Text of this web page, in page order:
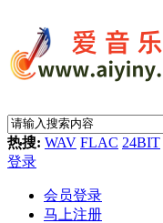
热搜: WAV FLAC 24BIT
登录
会员登录
马上注册